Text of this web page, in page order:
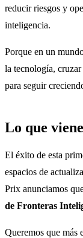
reducir riesgos y
inteligencia.
Porque en un
la tecnología,
para seguir
Lo que viene
El éxito de esta
espacios de
Prix anunciamos
de Fronteras
Queremos que más